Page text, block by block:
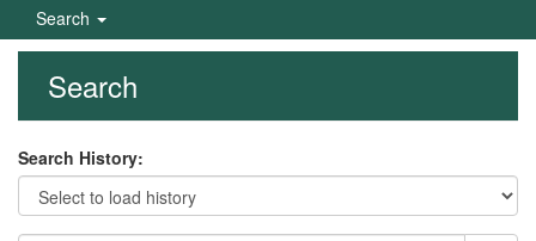
Search
Search
Search History: